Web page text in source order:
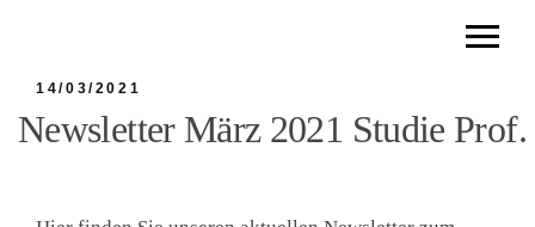
14/03/2021
Newsletter März 2021 Studie